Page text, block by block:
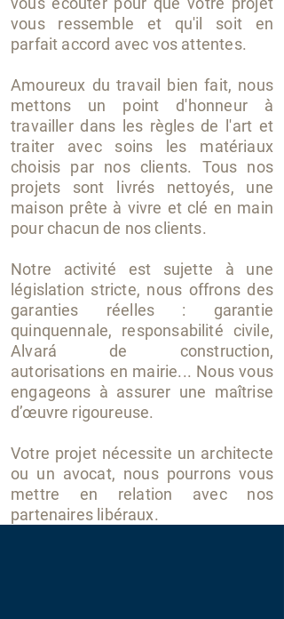
vous ressemble et qu'il soit en
parfait accord avec vos attentes.
Amoureux du travail bien fait, nous
mettons un point d'honneur à
travailler dans les règles de l'art et
traiter avec soins les matériaux
choisis par nos clients. Tous nos
projets sont livrés nettoyés, une
maison prête à vivre et clé en main
pour chacun de nos clients.
Notre activité est sujette à une
législation stricte, nous offrons des
garanties réelles : garantie
quinquennale, responsabilité civile,
Alvará de construction,
autorisations en mairie... Nous vous
engageons à assurer une maîtrise
d’œuvre rigoureuse.
Votre projet nécessite un architecte
ou un avocat, nous pourrons vous
mettre en relation avec nos
partenaires libéraux.